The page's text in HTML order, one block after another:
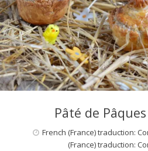
d
e
Pâté de
French (France) traduction:
(France) traduction: